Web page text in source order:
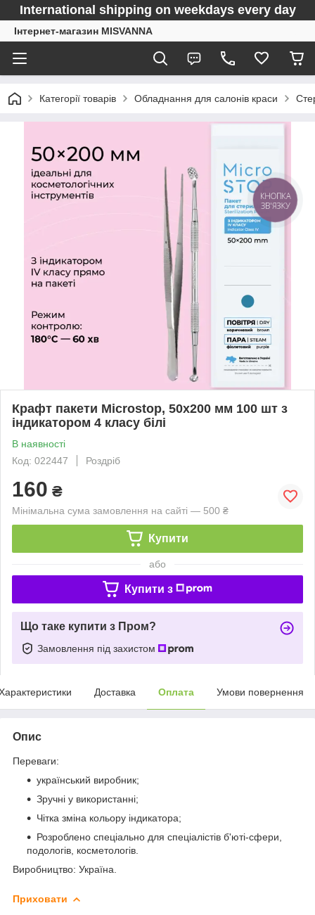
International shipping on weekdays every day
Інтернет-магазин MISVANNA
Категорії товарів Обладнання для салонів краси
Крафт пакети Microstop, 50х200 мм 100 шт з
індикатором 4 класу білі
В наявності
Код: 022447
Роздріб
160 ₴
Мінімальна сума замовлення на сайті — 500 ₴
Купити
або
Купити з
Що таке купити з Пром?
Замовлення під захистом
Доставка Оплата Умови повернення
Опис
Переваги:
український виробник;
Зручні у використанні;
Чітка зміна кольору індикатора;
Розроблено спеціально для спеціалістів б'юті-сфери,
подологів, косметологів.
Виробництво: Україна.
Приховати
КНОПКА
ЗВ'ЯЗКУ